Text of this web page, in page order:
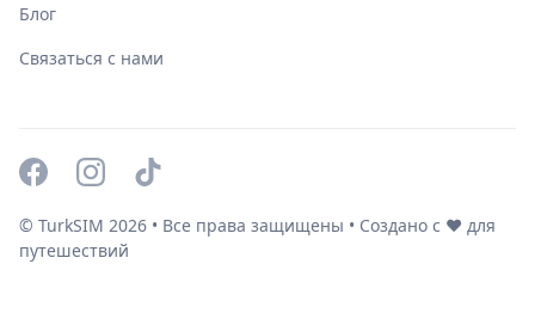
Блог
Связаться с нами
© TurkSIM 2026 • Все права защищены • Создано с ❤️ для
путешествий